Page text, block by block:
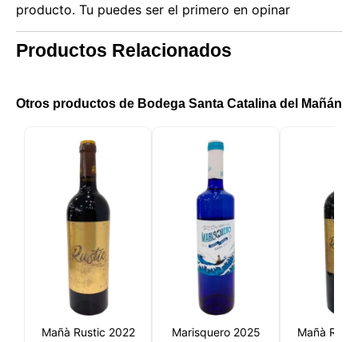
producto. Tu puedes ser el primero en opinar
Productos Relacionados
Otros productos de Bodega Santa Catalina del Mañán
Mañà Rustic 2022 Marisquero 2025
Mañà